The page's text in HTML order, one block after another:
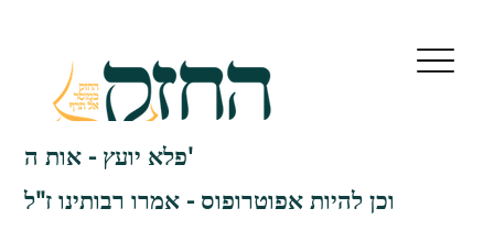
פלא יועץ - אות ה'
וכן להיות אפוטרופוס - אמרו רבותינו ז"ל